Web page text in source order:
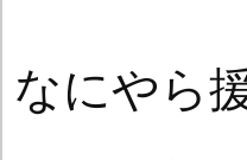
なにやら